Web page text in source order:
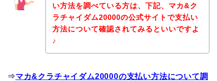
い方法を調べている方は、下記、マカ&ク
ラチャイダム20000の公式サイトで支払い
方法について確認されてみるといいですよ
♪
⇒マカ&クラチャイダム20000の支払い方法について調